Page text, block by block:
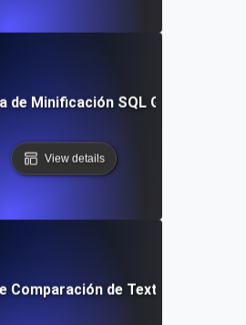
de Minificación SQL Gratuita
View details
Comparación de Texto Gratuita